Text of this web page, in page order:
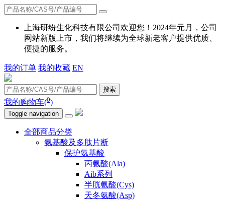
上海研纷生化科技有限公司欢迎您！2024年元月，公司
网站新版上市，我们将继续为全球新老客户提供优质、
便捷的服务。
我的订单 我的收藏 EN
搜索
我的购物车(0)
Toggle navigation
全部商品分类
氨基酸及多肽片断
保护氨基酸
丙氨酸(Ala)
Aib系列
半胱氨酸(Cys)
天冬氨酸(Asp)